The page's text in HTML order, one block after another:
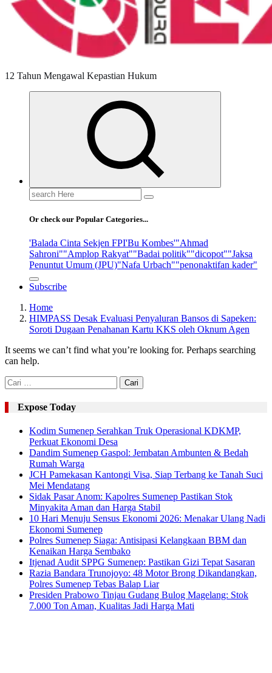
12 Tahun Mengawal Kepastian Hukum
Search
for:
Or check our Popular Categories...
'Balada Cinta Sekjen FPI'Bu Kombes'"Ahmad
Sahroni""Amplop Rakyat""Badai politik""dicopot""Jaksa
Penuntut Umum (JPU)"Nafa Urbach""penonaktifan kader"
Subscribe
Home
HIMPASS Desak Evaluasi Penyaluran Bansos di Sapeken:
Soroti Dugaan Penahanan Kartu KKS oleh Oknum Agen
It seems we can’t find what you’re looking for. Perhaps searching
can help.
Cari
untuk:
Expose Today
Kodim Sumenep Serahkan Truk Operasional KDKMP,
Perkuat Ekonomi Desa
Dandim Sumenep Gaspol: Jembatan Ambunten & Bedah
Rumah Warga
JCH Pamekasan Kantongi Visa, Siap Terbang ke Tanah Suci
Mei Mendatang
Sidak Pasar Anom: Kapolres Sumenep Pastikan Stok
Minyakita Aman dan Harga Stabil
10 Hari Menuju Sensus Ekonomi 2026: Menakar Ulang Nadi
Ekonomi Sumenep
Polres Sumenep Siaga: Antisipasi Kelangkaan BBM dan
Kenaikan Harga Sembako
Itjenad Audit SPPG Sumenep: Pastikan Gizi Tepat Sasaran
Razia Bandara Trunojoyo: 48 Motor Brong Dikandangkan,
Polres Sumenep Tebas Balap Liar
Presiden Prabowo Tinjau Gudang Bulog Magelang: Stok
7.000 Ton Aman, Kualitas Jadi Harga Mati